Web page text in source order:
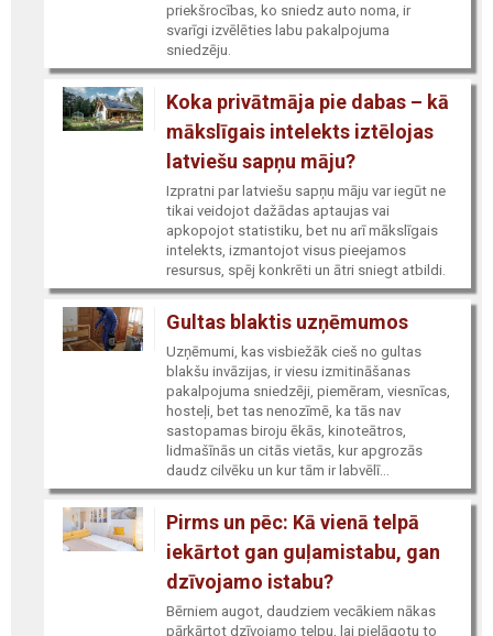
priekšrocības, ko sniedz auto noma, ir
svarīgi izvēlēties labu pakalpojuma
sniedzēju.
Koka privātmāja pie dabas – kā
mākslīgais intelekts iztēlojas
latviešu sapņu māju?
Izpratni par latviešu sapņu māju var iegūt ne
tikai veidojot dažādas aptaujas vai
apkopojot statistiku, bet nu arī mākslīgais
intelekts, izmantojot visus pieejamos
resursus, spēj konkrēti un ātri sniegt atbildi.
Gultas blaktis uzņēmumos
Uzņēmumi, kas visbiežāk cieš no gultas
blakšu invāzijas, ir viesu izmitināšanas
pakalpojuma sniedzēji, piemēram, viesnīcas,
hosteļi, bet tas nenozīmē, ka tās nav
sastopamas biroju ēkās, kinoteātros,
lidmašīnās un citās vietās, kur apgrozās
daudz cilvēku un kur tām ir labvēlī...
Pirms un pēc: Kā vienā telpā
iekārtot gan guļamistabu, gan
dzīvojamo istabu?
Bērniem augot, daudziem vecākiem nākas
pārkārtot dzīvojamo telpu, lai pielāgotu to